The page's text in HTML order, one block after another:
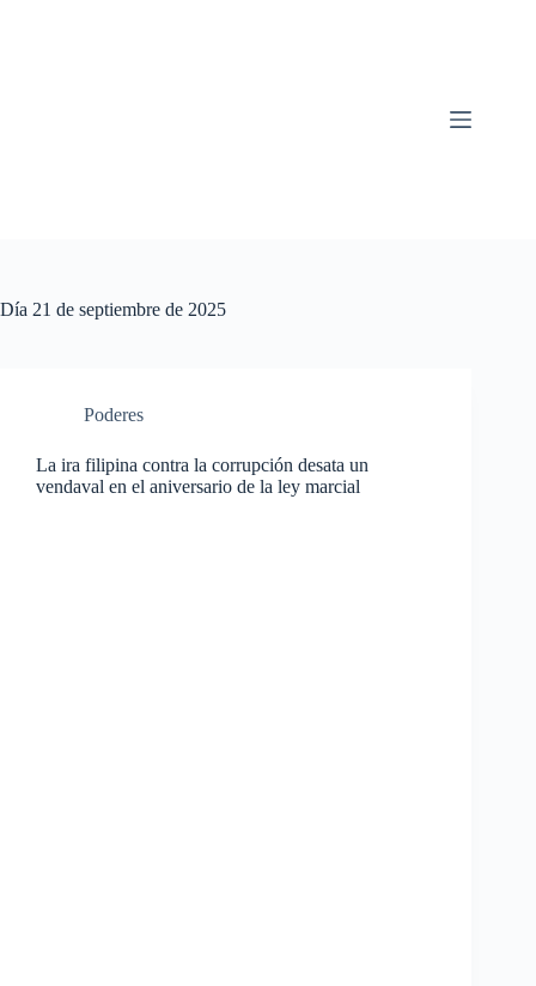
Día 21 de septiembre de 2025
Poderes
La ira filipina contra la corrupción desata un
vendaval en el aniversario de la ley marcial